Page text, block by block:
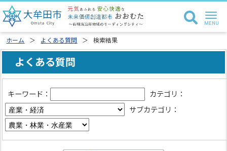
ホーム よくある質問 検索結果
よくある質問
キーワード：
カテゴリ：
サブカテゴリ：